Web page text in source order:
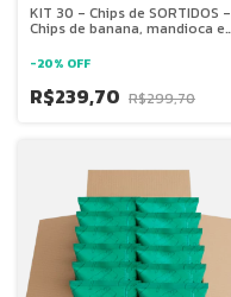
KIT 30 - Chips de SORTIDOS -
Chips de banana, mandioca e
-20% OFF
R$239,70 R$299,70